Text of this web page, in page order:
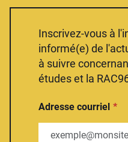
Inscrivez-vous à
informé(e) de
à suivre
études et la
Adresse courriel